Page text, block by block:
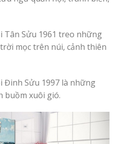
Sửu 1961 treo những
mọc trên núi, cảnh thiên
Đinh Sửu 1997 là những
buồm xuôi gió.